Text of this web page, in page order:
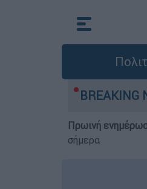
BREAKING
μελτέμια στο Αιγαίο
Πρωινή
σήμερα